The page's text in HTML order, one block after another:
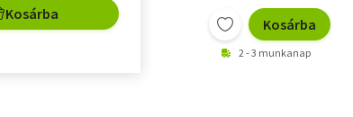
Kosárba
Kosárba
2 - 3 munkanap